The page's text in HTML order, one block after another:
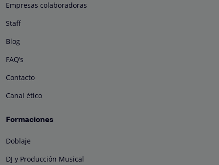
Empresas colaboradoras
Staff
Blog
FAQ’s
Contacto
Canal ético
Formaciones
Doblaje
DJ y Producción Musical